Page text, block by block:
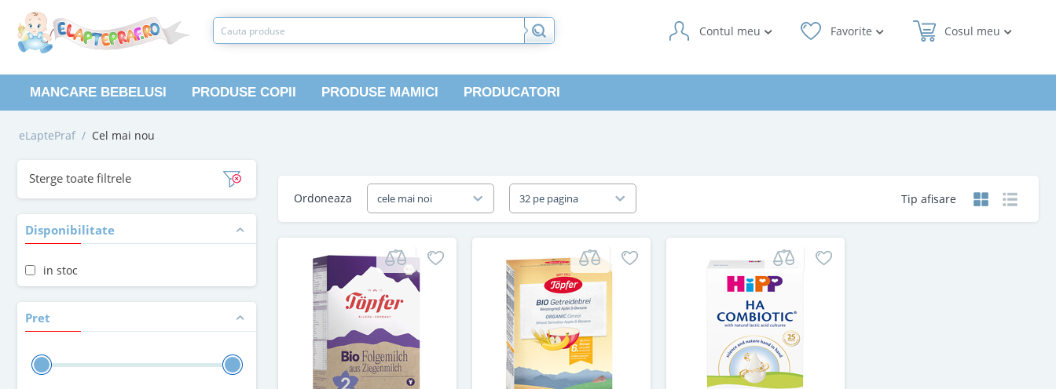
Cosul meu
Favorite
Contul meu
MANCARE BEBELUSI PRODUSE COPII PRODUSE MAMICI PRODUCATORI
eLaptePraf / Cel mai nou
Sterge toate filtrele
Disponibilitate
in stoc
Pret
Tip afisare
Ordoneaza cele mai noi 32 pe pagina